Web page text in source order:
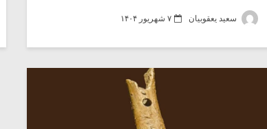
سعید یعقوبیان ۷ شهریور ۱۴۰۴